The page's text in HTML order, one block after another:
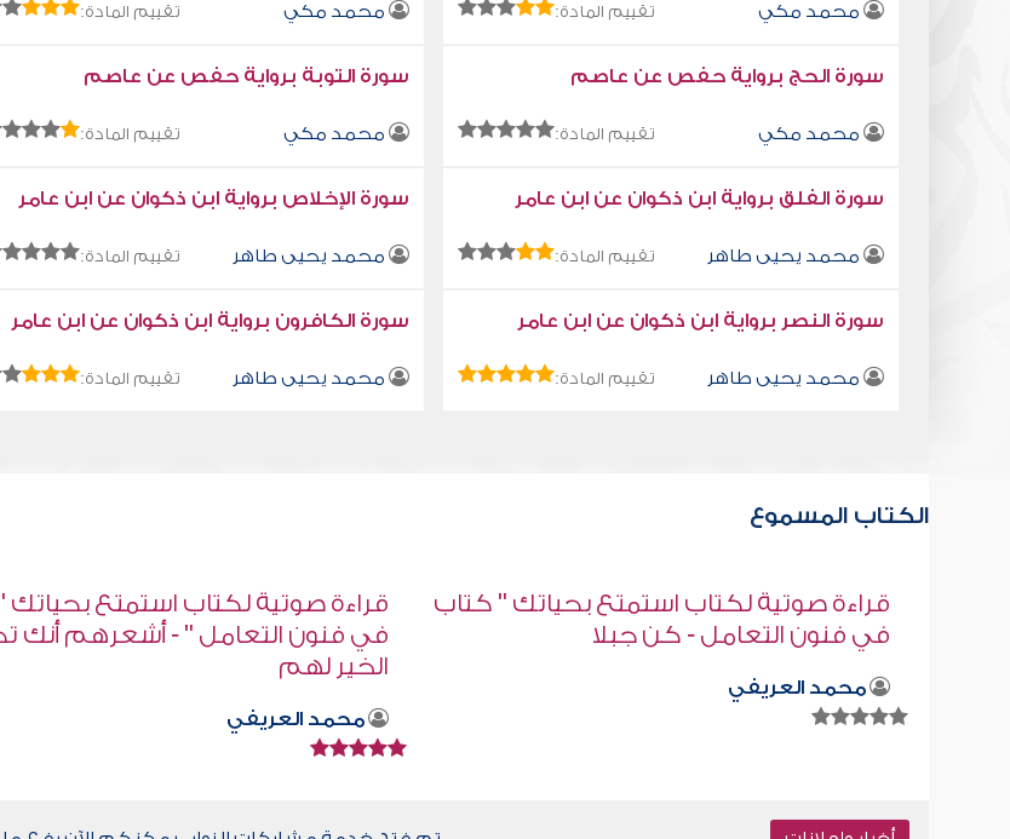
محمد مكي تقييم المادة: محمد مكي تقييم المادة:
سورة الحج برواية حفص عن عاصم
محمد مكي تقييم المادة:
سورة التوبة برواية حفص عن عاصم
محمد مكي تقييم المادة:
سورة الفلق برواية ابن ذكوان عن ابن عامر
محمد يحيى طاهر تقييم المادة:
سورة الإخلاص برواية ابن ذكوان عن ابن عامر
محمد يحيى طاهر تقييم المادة:
سورة النصر برواية ابن ذكوان عن ابن عامر
محمد يحيى طاهر تقييم المادة:
سورة الكافرون برواية ابن ذكوان عن ابن عامر
محمد يحيى طاهر تقييم المادة:
الكتاب المسموع
قراءة صوتية لكتاب استمتع بحياتك " كتاب
في فنون التعامل " - أشعرهم أنك تحب
محمد العريفي
كتاب تلبيس إبليس 51
أبو الفرج ابن الجوزي